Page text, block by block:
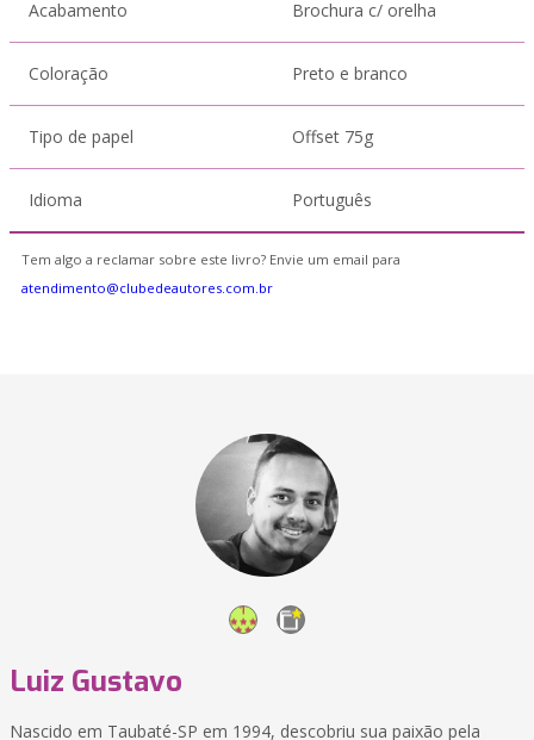
Acabamento Brochura c/ orelha
Coloração Preto e branco
Tipo de papel Offset 75g
Idioma Português
Tem algo a reclamar sobre este livro? Envie um email para
atendimento@clubedeautores.com.br
Luiz Gustavo
Nascido em Taubaté-SP em 1994, descobriu sua paixão pela